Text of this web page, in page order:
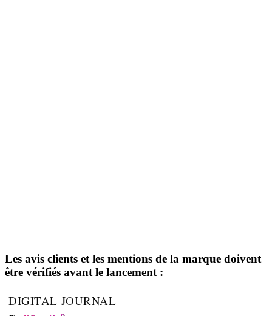
Les avis clients et les mentions de la marque doivent
être vérifiés avant le lancement :